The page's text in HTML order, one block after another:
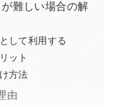
難しい場合の解
して利用する
ット
方法
由